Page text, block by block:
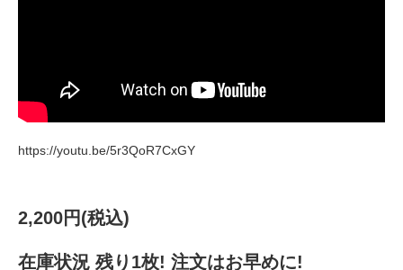
https://youtu.be/5r3QoR7CxGY
2,200円(税込)
在庫状況 残り1枚! 注文はお早めに!